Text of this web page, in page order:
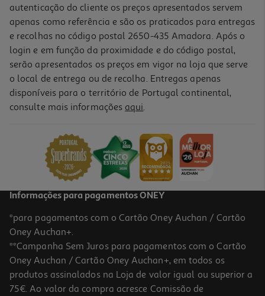
Alimento Peixes Tetra Guppy 100ml
autenticação do cliente os preços apresentados servem
apenas como referência e são os praticados para entregas
e recolhas no código postal 2650-435 Amadora. Após o
login e em função da proximidade e do código postal,
serão apresentados os preços em vigor na loja que serve
o local de entrega ou de recolha. Entregas apenas
disponíveis para o território de Portugal continental,
consulte mais informações aqui.
Informações para pagamentos ONEY
*para pagamentos com o Cartão Oney Auchan / Cartão
Oney Auchan+.
**Campanha Sem Juros para pagamentos com o Cartão
Oney Auchan / Cartão Oney Auchan+, em todos os
produtos assinalados na Loja de valor igual ou superior a
75€. Ao valor da compra acresce Comissão de